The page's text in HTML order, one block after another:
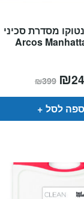
מסדרת סכיני
₪399
היה:
₪399.
₪
לסל